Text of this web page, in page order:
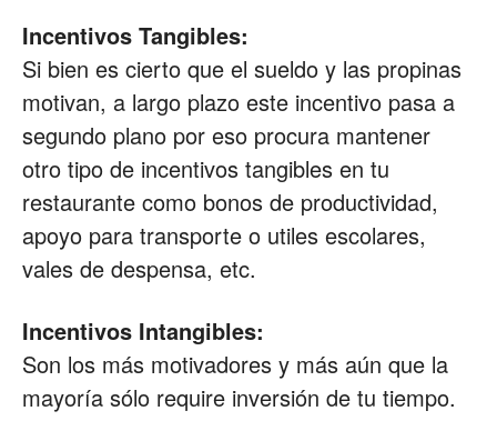
Incentivos Tangibles:
Si bien es cierto que el sueldo y las propinas
motivan, a largo plazo este incentivo pasa a
segundo plano por eso procura mantener
otro tipo de incentivos tangibles en tu
restaurante como bonos de productividad,
apoyo para transporte o utiles escolares,
vales de despensa, etc.
Incentivos Intangibles:
Son los más motivadores y más aún que la
mayoría sólo require inversión de tu tiempo.